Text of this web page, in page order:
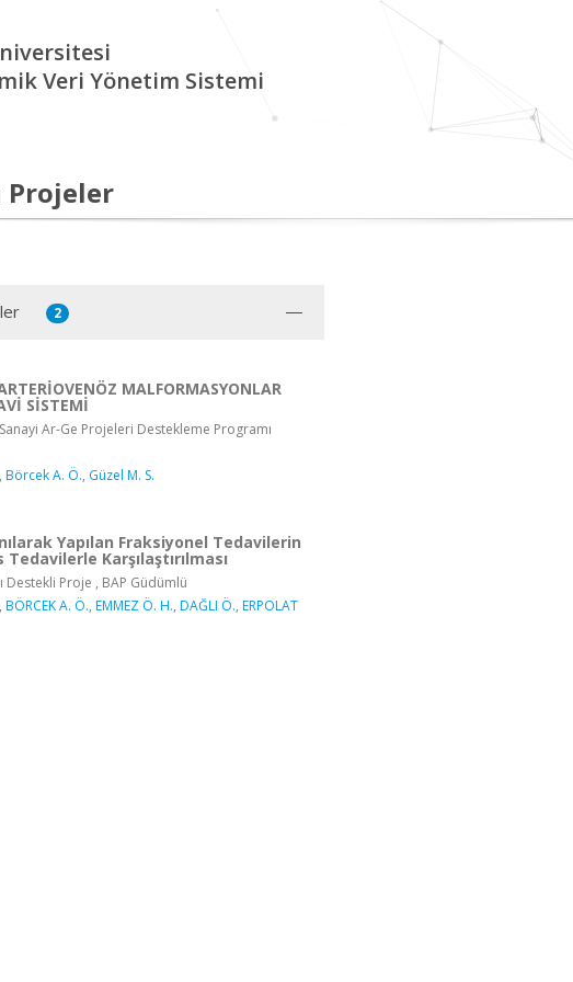
Veri Yönetim Sistemi
Projeler
2
MALFORMASYONLAR
SİSTEMİ
Ar-Ge Projeleri Destekleme Programı
, Börcek A. Ö., Güzel M. S.
Yapılan Fraksiyonel Tedavilerin
Karşılaştırılması
Proje , BAP Güdümlü
BÖRCEK A. Ö., EMMEZ Ö. H., DAĞLI Ö., ERPOLAT